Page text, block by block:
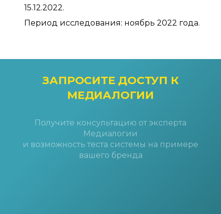
15.12.2022.
Период исследования: ноябрь 2022 года.
ЗАПРОСИТЕ ДОСТУП К
МЕДИАЛОГИИ
Получите консультацию от эксперта
Медиалогии
и возможность теста системы на примере
вашего бренда